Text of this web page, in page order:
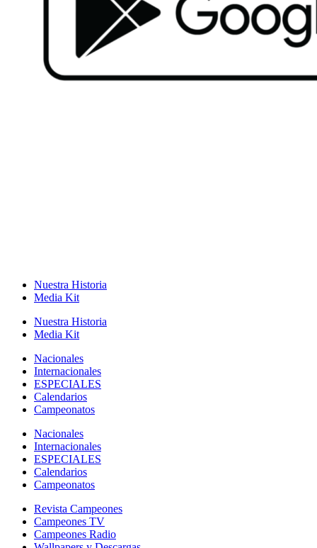
Nuestra Historia
Media Kit
Nuestra Historia
Media Kit
Nacionales
Internacionales
ESPECIALES
Calendarios
Campeonatos
Nacionales
Internacionales
ESPECIALES
Calendarios
Campeonatos
Revista Campeones
Campeones TV
Campeones Radio